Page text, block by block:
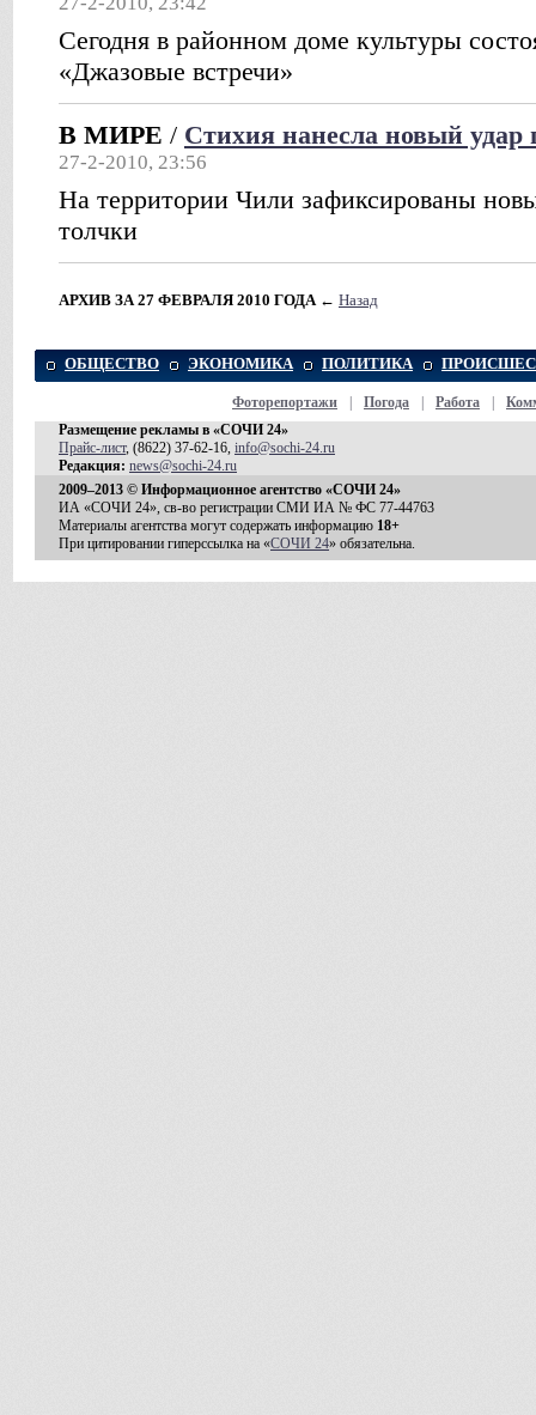
Сегодня в районном доме культуры
«Джазовые встречи»
В МИРЕ / Стихия нанесла новый удар
27-2-2010, 23:56
На территории Чили зафиксированы
толчки
АРХИВ ЗА 27 ФЕВРАЛЯ 2010 ГОДА ← Назад
ОБЩЕСТВО ЭКОНОМИКА ПОЛИТИКА
Фоторепортажи Погода Работа
Размещение рекламы в «СОЧИ 24»
Прайс-лист, (8622) 37-62-16, info@sochi-24.ru
Редакция: news@sochi-24.ru
2009–2013 © Информационное агентство «СОЧИ 24»
ИА «СОЧИ 24», св-во регистрации СМИ ИА № ФС 77-44763
Материалы агентства могут содержать информацию 18+
При цитировании гиперссылка на «СОЧИ 24» обязательна.